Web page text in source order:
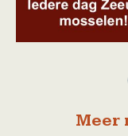
Meer